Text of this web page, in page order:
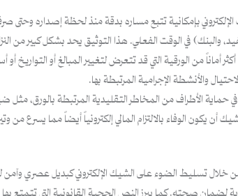
بإمكانية تتبع مساره بدقة منذ لحظة إصداره وحتى
والبنك) في الوقت الفعلي. هذا التوثيق يحد بشكل كبير من
أماناً من الورقية التي قد تتعرض لتغيير المبالغ أو
والأنشطة الإجرامية المرتبطة بها.
حماية الأطراف من المخاطر التقليدية المرتبطة بالورق، مثل
أن يكون الوفاء بالالتزام المالي إلكترونياً أيضاً مما يسرع من
خلال تسليط الضوء على الشيك الإلكتروني كبديل عصري